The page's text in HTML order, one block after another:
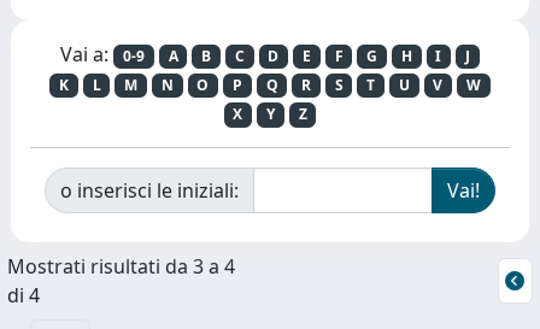
Vai a: 0-9 A B C D E F G H I
J
K
L M N O P Q R S T U V
W
X
Y Z
o inserisci le iniziali:
Mostrati risultati da 3 a 4
di 4